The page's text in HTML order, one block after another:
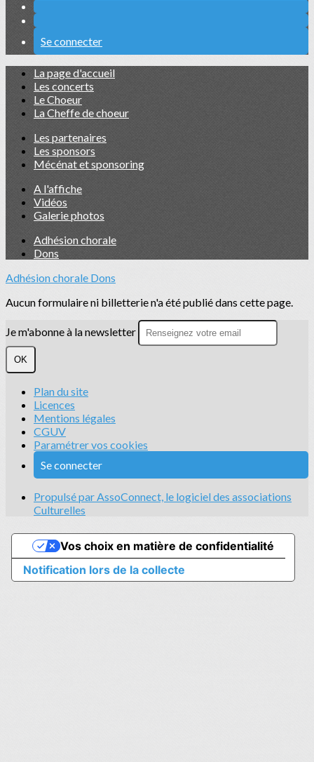
Se connecter
La page d'accueil
Les concerts
Le Choeur
La Cheffe de choeur
Les partenaires
Les sponsors
Mécénat et sponsoring
A l'affiche
Vidéos
Galerie photos
Adhésion chorale
Dons
Adhésion chorale Dons
Aucun formulaire ni billetterie n'a été publié dans cette page.
Je m'abonne à la newsletter
OK
Plan du site
Licences
Mentions légales
CGUV
Paramétrer vos cookies
Se connecter
Propulsé par AssoConnect, le logiciel des associations
Culturelles
Notification lors de la collecte
Vos choix en matière de confidentialité